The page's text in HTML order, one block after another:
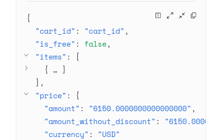
{
"cart_id" : "cart_id"
"is_free" : false
"items" :
[
{ … }
]
"price" :
{
"amount" : "6150.0000000000000000"
"amount_without_discount" :
"currency" : "USD"